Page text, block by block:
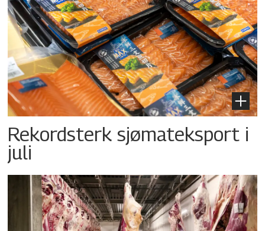
Rekordsterk sjømateksport i
juli